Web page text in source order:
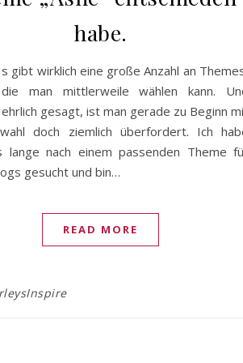
habe.
s gibt wirklich eine große Anzahl an
die man mittlerweile wählen kann.
ehrlich gesagt, ist man gerade zu Beginn
doch ziemlich überfordert. Ich
lange nach einem passenden Theme
gesucht und bin…
READ MORE